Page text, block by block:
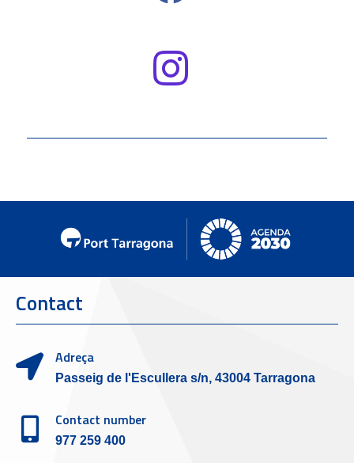
Contact
Adreça
Passeig de l'Escullera s/n, 43004 Tarragona
Contact number
977 259 400